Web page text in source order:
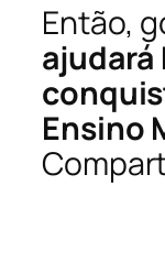
Então,
ajudará
Ensino